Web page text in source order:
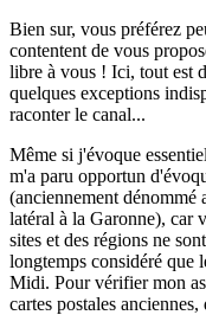
Bien sur, vous préférez
contentent de vous
libre à vous ! Ici, tout est
quelques exceptions
raconter le canal...
Même si j'évoque
m'a paru opportun
(anciennement dénommé
latéral à la Garonne), car
sites et des régions ne
longtemps considéré que
Midi. Pour vérifier mon
cartes postales